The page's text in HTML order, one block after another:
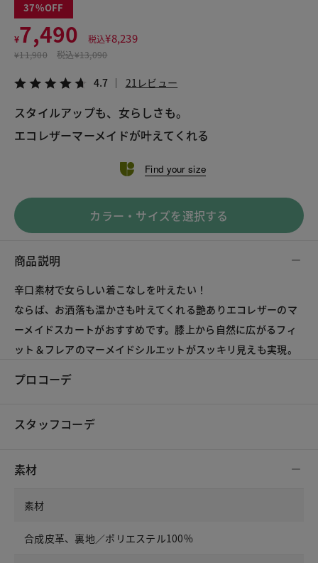
37
¥7,490 税込¥8,239
¥11,900 税込¥13,090
4.7 21レビュー
スタイルアップも、女らしさも。
エコレザーマーメイドが叶えてくれる
Find your size
カラー・サイズを選択する
商品説明
辛口素材で女らしい着こなしを叶えたい！
ならば、お洒落も温かさも叶えてくれる艶ありエコレザーのマ
ーメイドスカートがおすすめです。膝上から自然に広がるフィ
ット＆フレアのマーメイドシルエットがスッキリ見えも実現。
プロコーデ
スタッフコーデ
素材
素材
合成皮革、裏地／ポリエステル100%
¥7,490 税込¥8,239
LINE X メール